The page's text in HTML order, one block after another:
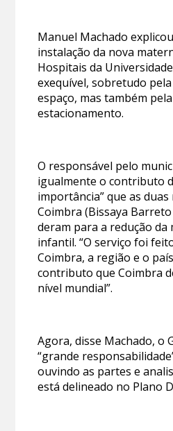
Manuel Machado
instalação da nova
Hospitais da
exequível, sobretudo
espaço, mas também
estacionamento.
O responsável pelo
igualmente o contributo
importância” que as
Coimbra (Bissaya
deram para a redução da
infantil. “O serviço foi
Coimbra, a região e o
contributo que Coimbra
nível mundial”.
Agora, disse Machado, o
“grande
ouvindo as partes e
está delineado no Plano